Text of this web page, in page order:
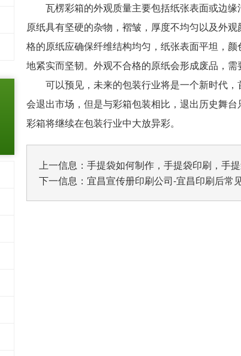
瓦楞彩箱的外观质量主要包括纸张表面或边缘
原纸具有坚硬的杂物，褶皱，厚度不均匀以及外
格的原纸应确保纤维结构均匀，纸张表面平坦，
地紧实而坚韧。外观不合格的原纸会形成废品，需
可以预见，未来的包装行业将是一个新时代，
会退出市场，但是与彩箱包装相比，退出历史舞
彩箱将继续在包装行业中大放异彩。
上一信息： 手提袋如何制作，手提袋印刷，手
下一信息： 宜昌宣传册印刷公司-宜昌印刷后常